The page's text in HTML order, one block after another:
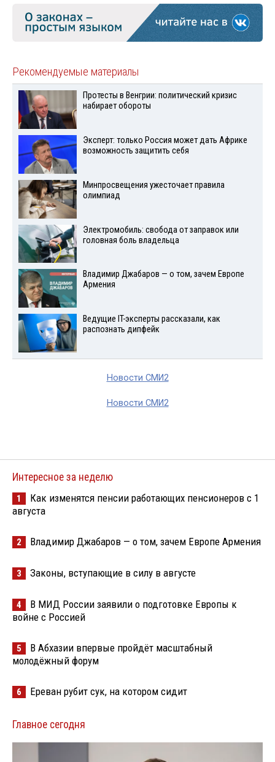
Рекомендуемые материалы
Протесты в Венгрии: политический кризис
набирает обороты
Эксперт: только Россия может дать Африке
возможность защитить себя
Минпросвещения ужесточает правила
олимпиад
Электромобиль: свобода от заправок или
головная боль владельца
Владимир Джабаров — о том, зачем Европе
Армения
Ведущие IT-эксперты рассказали, как
распознать дипфейк
Новости СМИ2
Новости СМИ2
Интересное за неделю
1
Как изменятся пенсии работающих пенсионеров с 1
августа
2 Владимир Джабаров — о том, зачем Европе Армения
3 Законы, вступающие в силу в августе
4
В МИД России заявили о подготовке Европы к
войне с Россией
5
В Абхазии впервые пройдёт масштабный
молодёжный форум
6 Ереван рубит сук, на котором сидит
Главное сегодня